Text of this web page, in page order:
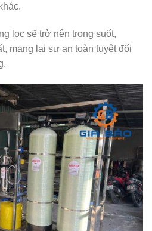
lọc sẽ trở nên trong suốt,
mang lại sự an toàn tuyệt đối